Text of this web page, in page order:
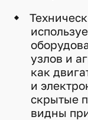
узлов и
как
и
скрытые
видны